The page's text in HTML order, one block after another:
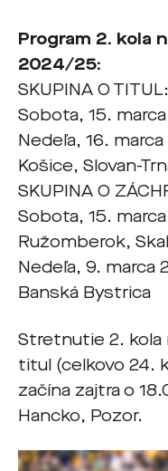
Program 2. kola
2024/25:
SKUPINA O TITUL:
Sobota, 15.
Nedeľa, 16.
Košice, Slovan-
SKUPINA O
Sobota, 15.
Ružomberok,
Nedeľa, 9. marca
Banská Bystrica
Stretnutie 2. kola
titul (celkovo 24.
začína zajtra o
Hancko, Pozor.